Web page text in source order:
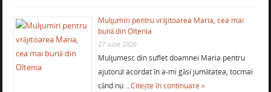
Mulţumiri pentru vrăjitoarea Maria, cea mai
bună din Oltenia
27 iulie 2026
Mulţumesc din suflet doamnei Maria pentru
ajutorul acordat în a-mi găsi jumătatea, tocmai
când nu …Citește în continuare »